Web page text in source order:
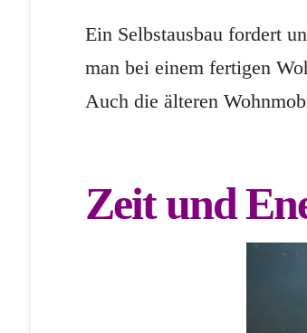
Ein Selbstausbau fordert
man bei einem fertigen
Auch die älteren
Zeit und